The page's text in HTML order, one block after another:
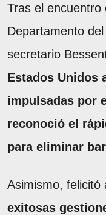
Tras el encuentro
Departamento
secretario
Estados Unidos
impulsadas por
reconoció el
para eliminar
Asimismo, felicitó
exitosas